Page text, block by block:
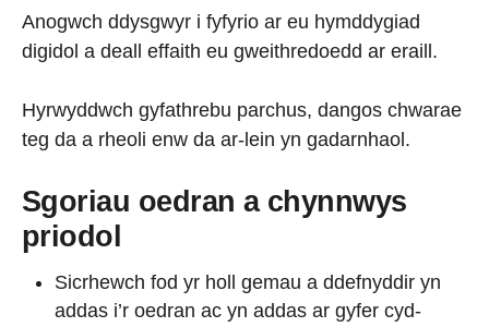
Anogwch ddysgwyr i fyfyrio ar eu hymddygiad
digidol a deall effaith eu gweithredoedd ar eraill.
Hyrwyddwch gyfathrebu parchus, dangos chwarae
teg da a rheoli enw da ar-lein yn gadarnhaol.
Sgoriau oedran a chynnwys
priodol
Sicrhewch fod yr holl gemau a ddefnyddir yn
addas i’r oedran ac yn addas ar gyfer cyd-